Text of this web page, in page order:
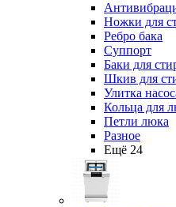
Ножки для
Ребро бака
Суппорт
Баки для
Шкив для
Улитка
Кольца для
Петли люка
Разное
Ещё 24